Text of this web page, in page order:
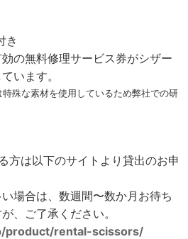
き
の無料修理サービス券がシザー
います。
殊な素材を使用しているため弊社での研
方は以下のサイトより貸出のお申
合は、数週間〜数か月お待ち
、ご了承ください。
product/rental-scissors/